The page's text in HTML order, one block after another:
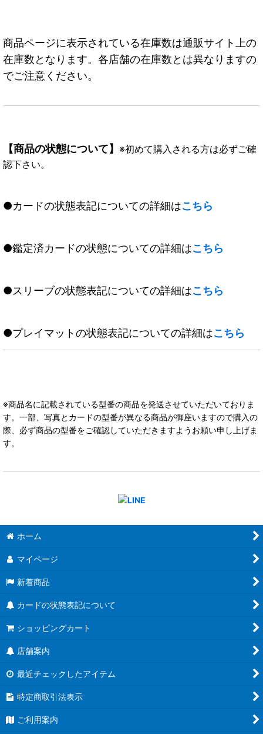
商品ページに表示されている在庫数は通販サイト上の
在庫数となります。各店舗の在庫数とは異なりますの
でご注意ください。
【商品の状態について】 ※初めて購入される方は必ずご確
認下さい。
●カードの状態表記についての詳細はこちら
●鑑定済カードの状態についての詳細はこちら
●スリーブの状態表記についての詳細はこちら
●プレイマットの状態表記についての詳細はこちら
※商品名に記載されている型番の商品を発送させていただいておりま
す。一部、写真とカードの型番が異なる商品が御座いますので購入の
際、必ず商品の型番をご確認していただきますようお願い申し上げま
す。
ホーム
マイページ
新着商品
カードの状態表記について
ショッピングカート
店舗案内
最近チェックしたアイテム
特定商取引法表示
ご利用案内